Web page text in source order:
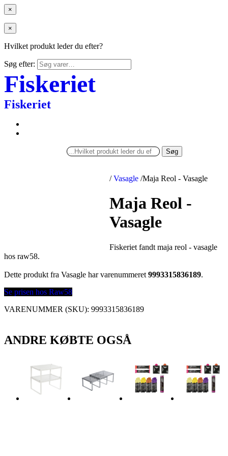
×
×
Hvilket produkt leder du efter?
Søg efter:
Fiskeriet
Fiskeriet
Søg
/ Vasagle /Maja Reol - Vasagle
Maja Reol -
Vasagle
Fiskeriet fandt maja reol - vasagle
hos raw58.
Dette produkt fra Vasagle har varenummeret 9993315836189.
Se prisen hos Raw58
VARENUMMER (SKU): 9993315836189
ANDRE KØBTE OGSÅ